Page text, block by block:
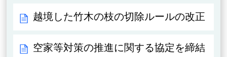
越境した竹木の枝の切除ルールの改正
空家等対策の推進に関する協定を締結